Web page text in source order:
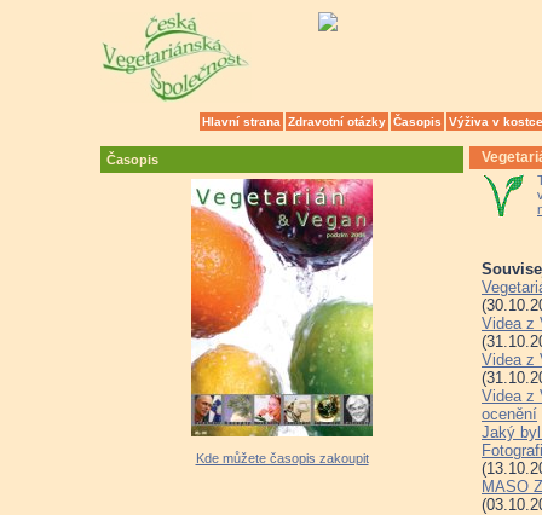
Hlavní strana Zdravotní otázky Časopis Výživa v kostce
Časopis
Kde můžete časopis zakoupit
Videa z
Videa z
Videa z
ocenění
Jaký
MASO